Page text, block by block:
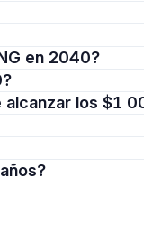
en 2040?
alcanzar los $1